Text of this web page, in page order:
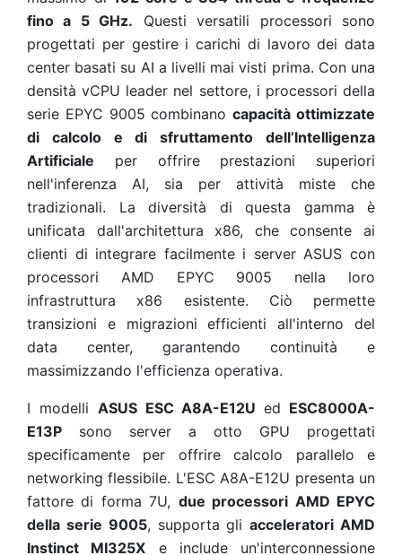
fino a 5 GHz.
Questi versatili processori sono
progettati per gestire i carichi di lavoro dei data
center basati su AI a livelli mai visti prima. Con una
densità vCPU leader nel settore, i processori della
serie EPYC 9005 combinano capacità ottimizzate
di calcolo e di sfruttamento dell’Intelligenza
Artificiale
per offrire prestazioni superiori
nell'inferenza AI, sia per attività miste che
tradizionali. La diversità di questa gamma è
unificata dall'architettura x86, che consente ai
clienti di integrare facilmente i server ASUS con
processori AMD EPYC 9005 nella loro
infrastruttura x86 esistente. Ciò permette
transizioni e migrazioni efficienti all'interno del
data center, garantendo continuità e
massimizzando l'efficienza operativa.
I modelli ASUS ESC A8A-E12Ued ESC8000A-
E13P sono server a otto GPU progettati
specificamente per offrire calcolo parallelo e
networking flessibile. L'ESC A8A-E12U presenta un
fattore di forma 7U, due processori AMD EPYC
della serie 9005, supporta gliacceleratori AMD
Instinct MI325X e include un'interconnessione